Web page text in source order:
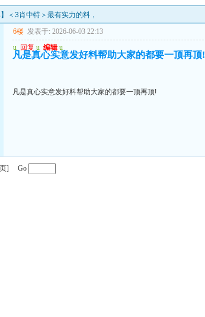
＜3肖中特＞最有实力的料，
6楼 发表于: 2026-06-03 22:13
u 回复 u 编辑 u
凡是真心实意发好料帮助大家的都要一顶再顶!
凡是真心实意发好料帮助大家的都要一顶再顶!
页] Go